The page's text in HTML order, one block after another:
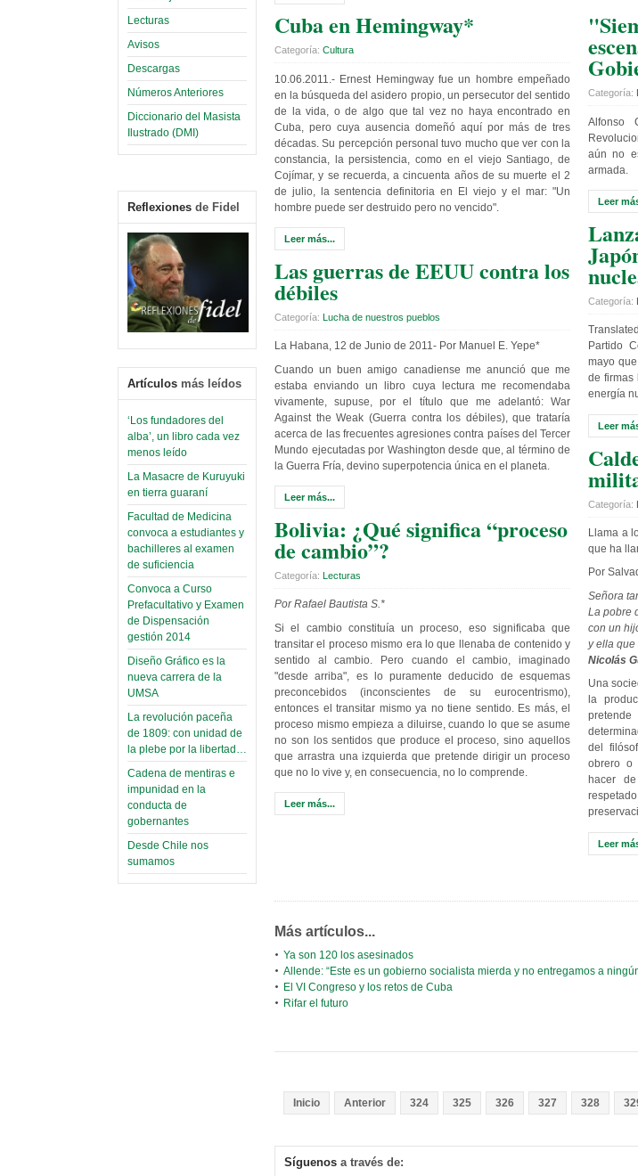
Lecturas
Avisos
Descargas
Números Anteriores
Diccionario del Masista
Ilustrado (DMI)
Reflexiones de Fidel
Artículos más leídos
‘Los fundadores del
alba’, un libro cada vez
menos leído
La Masacre de Kuruyuki
en tierra guaraní
Facultad de Medicina
convoca a estudiantes y
bachilleres al examen
de suficiencia
Convoca a Curso
Prefacultativo y Examen
de Dispensación
gestión 2014
Diseño Gráfico es la
nueva carrera de la
UMSA
La revolución paceña
de 1809: con unidad de
la plebe por la libertad…
Cadena de mentiras e
impunidad en la
conducta de
gobernantes
Desde Chile nos
sumamos
Cuba en Hemingway*
Categoría: Cultura
10.06.2011.- Ernest Hemingway fue un hombre empeñado
en la búsqueda del asidero propio, un persecutor del sentido
de la vida, o de algo que tal vez no haya encontrado en
Cuba, pero cuya ausencia domeñó aquí por más de tres
décadas. Su percepción personal tuvo mucho que ver con la
constancia, la persistencia, como en el viejo Santiago, de
Cojímar, y se recuerda, a cincuenta años de su muerte el 2
de julio, la sentencia definitoria en El viejo y el mar: "Un
hombre puede ser destruido pero no vencido".
Leer más...
Las guerras de EEUU contra los
débiles
Categoría: Lucha de nuestros pueblos
La Habana, 12 de Junio de 2011- Por Manuel E. Yepe*
Cuando un buen amigo canadiense me anunció que me
estaba enviando un libro cuya lectura me recomendaba
vivamente, supuse, por el título que me adelantó: War
Against the Weak (Guerra contra los débiles), que trataría
acerca de las frecuentes agresiones contra países del Tercer
Mundo ejecutadas por Washington desde que, al término de
la Guerra Fría, devino superpotencia única en el planeta.
Leer más...
Bolivia: ¿Qué significa “proceso
de cambio”?
Categoría: Lecturas
Por Rafael Bautista S.*
Si el cambio constituía un proceso, eso significaba que
transitar el proceso mismo era lo que llenaba de contenido y
sentido al cambio. Pero cuando el cambio, imaginado
"desde arriba", es lo puramente deducido de esquemas
preconcebidos (inconscientes de su eurocentrismo),
entonces el transitar mismo ya no tiene sentido. Es más, el
proceso mismo empieza a diluirse, cuando lo que se asume
no son los sentidos que produce el proceso, sino aquellos
que arrastra una izquierda que pretende dirigir un proceso
que no lo vive y, en consecuencia, no lo comprende.
Leer más...
Categoría:
Alfonso
aún no
armada.
Leer
Categoría:
Partido
mayo
de firmas
energía
Leer
Categoría:
Llama a
que ha
Por
Señora
La pobre
con un
y ella que
Nicolás
Una
la
del
obrero o
hacer
Leer
Más artículos...
Ya son 120 los asesinados
Allende: “Este es un gobierno socialista mierda y no entregamos a
El VI Congreso y los retos de Cuba
Rifar el futuro
Inicio
Anterior 324 325 326 327 328
Síguenos a través de: